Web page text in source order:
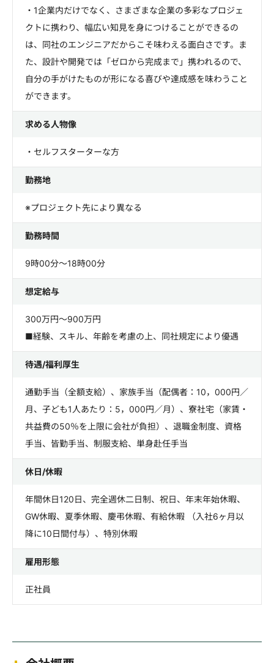
・1企業内だけでなく、さまざまな企業の多彩なプロジェ
クトに携わり、幅広い知見を身につけることができるの
は、同社のエンジニアだからこそ味わえる面白さです。ま
た、設計や開発では「ゼロから完成まで」携われるので、
自分の手がけたものが形になる喜びや達成感を味わうこと
ができます。
求める人物像
・セルフスターターな方
勤務地
※プロジェクト先により異なる
勤務時間
9時00分～18時00分
想定給与
300万円～900万円
■経験、スキル、年齢を考慮の上、同社規定により優遇
待遇/福利厚生
通勤手当（全額支給）、家族手当（配偶者：10，000円／
月、子ども1人あたり：5，000円／月）、寮社宅（家賃・
共益費の50％を上限に会社が負担）、退職金制度、資格
手当、皆勤手当、制服支給、単身赴任手当
休日/休暇
年間休日120日、完全週休二日制、祝日、年末年始休暇、
GW休暇、夏季休暇、慶弔休暇、有給休暇 （入社6ヶ月以
降に10日間付与）、特別休暇
雇用形態
正社員